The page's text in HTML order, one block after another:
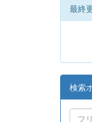
最終
検索